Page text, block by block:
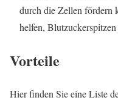
durch die Zellen fördern
helfen,
Vorteile
Hier finden Sie eine Liste